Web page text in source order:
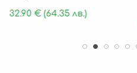
32.90 €(64.35 лв.)